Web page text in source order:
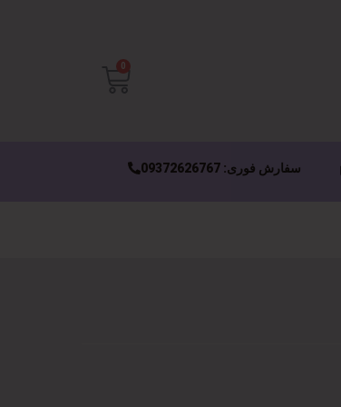
0
سفارش فوری: 09372626767